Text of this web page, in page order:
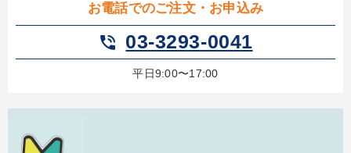
お電話でのご注文・お申込み
phone_in_talk 03-3293-0041
平日9:00〜17:00